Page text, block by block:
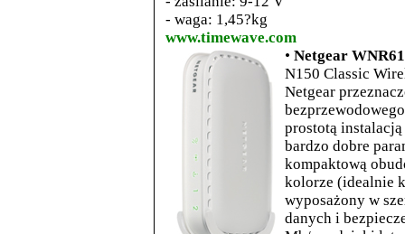
- waga: 1,45?kg
www.timewave.com
• Netgear
N150 Classic
Netgear
prostotą
bardzo dobre
kompaktową
kolorze (idealnie
wyposażony w
danych i